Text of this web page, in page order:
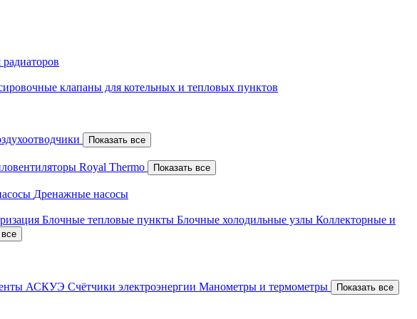
клапаны для котельных и тепловых пунктов
Показать все
Royal Thermo Показать все
Дренажные насосы
Блочные тепловые пункты Блочные холодильные узлы Коллекторные и
все
АСКУЭ Счётчики электроэнергии Манометры и термометры Показать все